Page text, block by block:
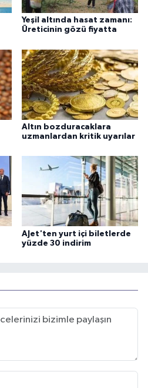
Yeşil altında hasat zamanı:
Üreticinin gözü fiyatta
Altın bozduracaklara
uzmanlardan kritik uyarılar
AJet'ten yurt içi biletlerde
yüzde 30 indirim